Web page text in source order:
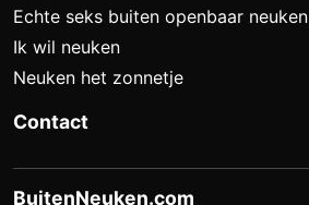
Echte seks buiten openbaar neuken
Ik wil neuken
Neuken het zonnetje
Contact
BuitenNeuken.com